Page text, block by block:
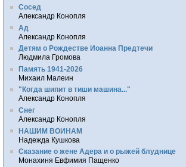
Сосед
Александр Конопля
Ад
Александр Конопля
Детям о Рождестве Иоанна Предтечи
Людмила Громова
Память 1941-2026
Михаил Малеин
"Когда шипит в тиши машина..."
Александр Конопля
Снег
Александр Конопля
НАШИМ ВОИНАМ
Надежда Кушкова
Сказание о жене Адера и о рыжей блуднице
Монахиня Евфимия Пащенко